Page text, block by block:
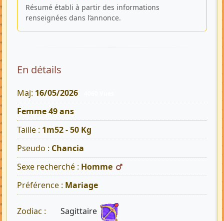
Résumé établi à partir des informations
renseignées dans l’annonce.
En détails
Maj: 16/05/2026
Femme 49 ans
Taille : 1m52 - 50 Kg
Pseudo : Chancia
Sexe recherché : Homme
Préférence : Mariage
Zodiac : Sagittaire